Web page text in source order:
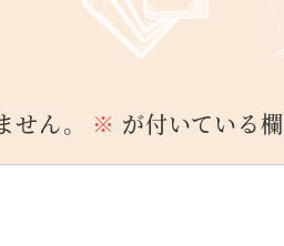
ん。 ※ が付いている